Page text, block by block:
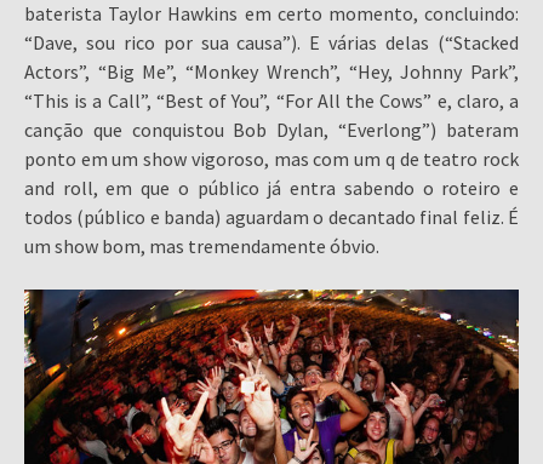
baterista Taylor Hawkins em certo momento, concluindo:
“Dave, sou rico por sua causa”). E várias delas (“Stacked
Actors”, “Big Me”, “Monkey Wrench”, “Hey, Johnny Park”,
“This is a Call”, “Best of You”, “For All the Cows” e, claro, a
canção que conquistou Bob Dylan, “Everlong”) bateram
ponto em um show vigoroso, mas com um q de teatro rock
and roll, em que o público já entra sabendo o roteiro e
todos (público e banda) aguardam o decantado final feliz. É
um show bom, mas tremendamente óbvio.